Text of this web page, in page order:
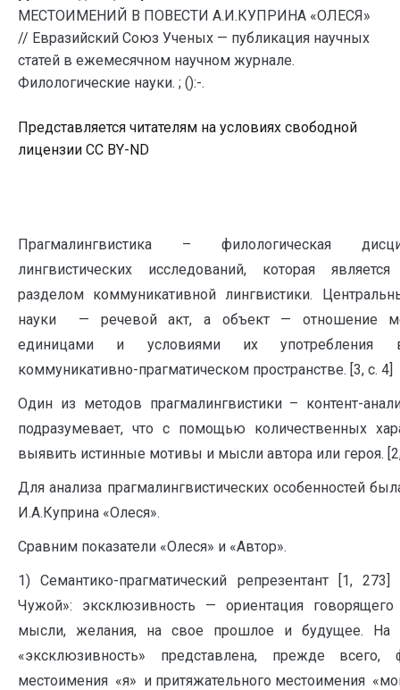
МЕСТОИМЕНИЙ В ПОВЕСТИ А.И.КУПРИНА «ОЛЕСЯ»
// Евразийский Союз Ученых — публикация научных
статей в ежемесячном научном журнале.
Филологические науки. ; ():-.
Представляется читателям на условиях свободной
лицензии CC BY-ND
Прагмалингвистика – филологическая
лингвистических исследований, которая
разделом коммуникативной лингвистики.
науки — речевой акт, а объект — отношение
единицами и условиями их употребления
коммуникативно-прагматическом пространстве. [3, с. 4]
Один из методов прагмалингвистики – контент-
подразумевает, что с помощью количественных
выявить истинные мотивы и мысли автора или героя.
Для анализа прагмалингвистических особенностей
И.А.Куприна «Олеся».
Сравним показатели «Олеся» и «Автор».
1) Семантико-прагматический репрезентант [1, 273]
Чужой»: эксклюзивность — ориентация
мысли, желания, на свое прошлое и будущее. На
«эксклюзивность» представлена, прежде всего,
местоимения «я» и притяжательного местоимения